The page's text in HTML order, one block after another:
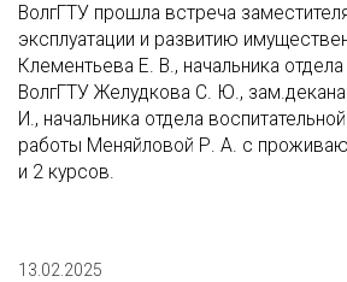
ВолгГТУ прошла встреча
эксплуатации и развитию
Клементьева Е. В., начальника
ВолгГТУ Желудкова С. Ю.,
И., начальника отдела
работы Меняйловой Р. А. с
и 2 курсов.
13.02.2025